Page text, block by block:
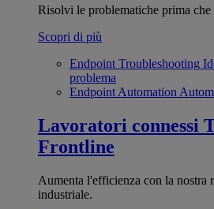
Risolvi le problematiche prima
Scopri di più
Endpoint Troubleshooting
problema
Endpoint Automation
Lavoratori connessi
Frontline
Aumenta l'efficienza con la nostra
industriale.